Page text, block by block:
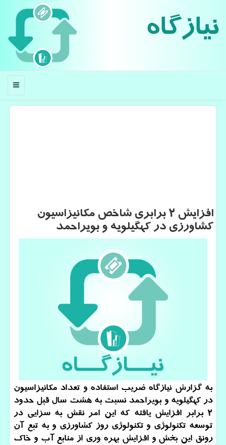
نیازگاه
منو
افزایش ۲ برابری شاخص مكانیزاسیون
كشاورزی در كهگیلویه و بویراحمد
به گزارش نیازگاه ضریب استفاده و تعداد مکانیزاسیون
در کهگیلویه و بویراحمد نسبت به هشت سال قبل حدود
۲ برابر افزایش یافته که این امر نقش به سزایی در
توسعه تکنولوژی و تکنولوژی روز کشاورزی و به تبع آن
رونق این بخش و افزایش بهره وری از منابع آب و خاک